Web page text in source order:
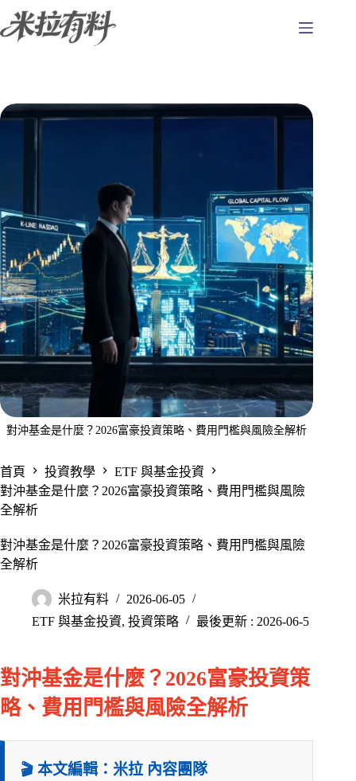
至
容
對沖基金是什麼？2026富豪投資策略、費用門檻與風險全解析
首頁 投資教學
ETF 與基金投資
對沖基金是什麼？2026富豪投資策略、費用門檻與風險
全解析
對沖基金是什麼？2026富豪投資策略、費用門檻與風險
全解析
米拉有料
2026-06-05
ETF 與基金投資, 投資策略 最後更新 : 2026-06-5
對沖基金是什麼？2026富豪投資策
略、費用門檻與風險全解析
🎬 本文編輯：米拉 內容團隊